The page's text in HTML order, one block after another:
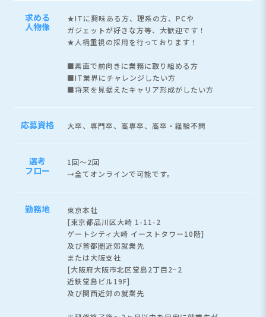
求める
人物像
★ITに興味ある方、理系の方、PCや
ガジェットが好きな方等、大歓迎です！
★人柄重視の採用を行っております！
■素直で前向きに業務に取り組める方
■IT業界にチャレンジしたい方
■将来を見据えたキャリア形成がしたい方
応募資格 大卒、専門卒、高専卒、高卒・経験不問
選考
フロー
1回～2回
→全てオンラインで可能です。
勤務地
東京本社
[東京都品川区大崎 1-11-2
ゲートシティ大崎 イーストタワー10階]
及び首都圏近郊就業先
または大阪支社
[大阪府大阪市北区堂島2丁目2−2
近鉄堂島ビル19F]
及び関西近郊の就業先